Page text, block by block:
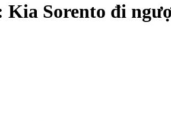
Kia Sorento đi